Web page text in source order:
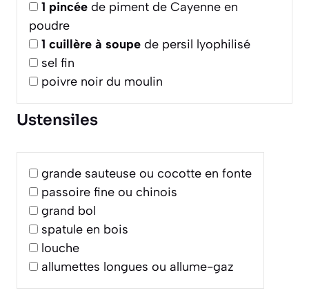
1 pincée de piment de Cayenne en
poudre
1 cuillère à soupe de persil lyophilisé
sel fin
poivre noir du moulin
Ustensiles
grande sauteuse ou cocotte en fonte
passoire fine ou chinois
grand bol
spatule en bois
louche
allumettes longues ou allume-gaz